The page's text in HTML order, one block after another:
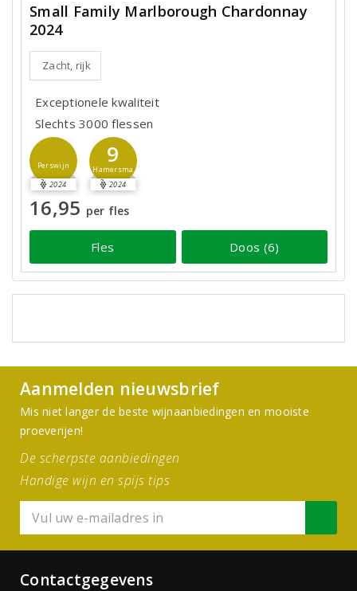
Small Family Marlborough Chardonnay
2024
Zacht, rijk
Exceptionele kwaliteit
Slechts 3000 flessen
Perswijn
2024
9
Hamersma
2024
16,95 per fles
Fles Doos (6)
Aanmelden nieuwsbrief
Mis niet langer de beste wijnaanbiedingen en mooiste
proeverijen!
De scherpste aanbiedingen
Handige wijn en spijs tips
Contactgegevens